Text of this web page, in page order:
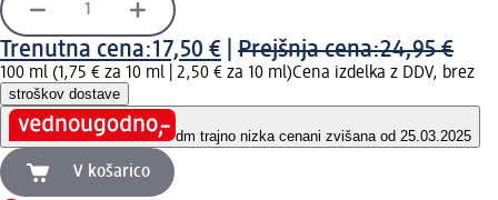
Trenutna cena:17,50 € Prejšnja cena:24,95 €
100 ml (1,75 € za 10 ml | 2,50 € za 10 ml)Cena izdelka z DDV, brez
stroškov dostave
dm trajno nizka cenani zvišana od 25.03.2025
V košarico